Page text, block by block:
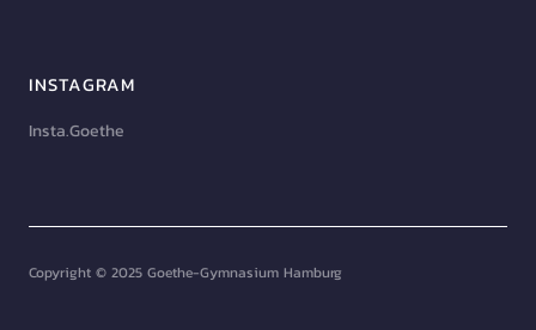
INSTAGRAM
Insta.Goethe
Copyright © 2025 Goethe-Gymnasium Hamburg